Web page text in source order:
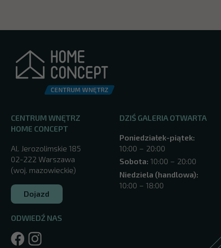
CENTRUM WNĘTRZ
HOME CONCEPT
Al. Jerozolimskie 185
02-222 Warszawa
(woj. mazowieckie)
Dojazd
ODWIEDŹ NAS
DZIŚ GALERIA OTWARTA
Poniedziałek-piątek:
10:00 – 20:00
Sobota: 10:00 – 20:00
Niedziela (handlowa):
10:00 – 18:00